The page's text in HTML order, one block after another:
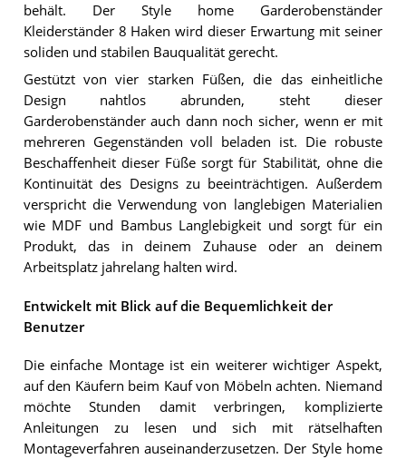
behält. Der Style home Garderobenständer
Kleiderständer 8 Haken wird dieser Erwartung mit seiner
soliden und stabilen Bauqualität gerecht.
Gestützt von vier starken Füßen, die das einheitliche
Design nahtlos abrunden, steht dieser
Garderobenständer auch dann noch sicher, wenn er mit
mehreren Gegenständen voll beladen ist. Die robuste
Beschaffenheit dieser Füße sorgt für Stabilität, ohne die
Kontinuität des Designs zu beeinträchtigen. Außerdem
verspricht die Verwendung von langlebigen Materialien
wie MDF und Bambus Langlebigkeit und sorgt für ein
Produkt, das in deinem Zuhause oder an deinem
Arbeitsplatz jahrelang halten wird.
Entwickelt mit Blick auf die Bequemlichkeit der
Benutzer
Die einfache Montage ist ein weiterer wichtiger Aspekt,
auf den Käufern beim Kauf von Möbeln achten. Niemand
möchte Stunden damit verbringen, komplizierte
Anleitungen zu lesen und sich mit rätselhaften
Montageverfahren auseinanderzusetzen. Der Style home